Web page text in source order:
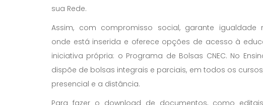
sua Rede.
Assim, com compromisso social, garante igualdade
onde está inserida e oferece opções de acesso à
iniciativa própria: o Programa de Bolsas CNEC. No
dispõe de bolsas integrais e parciais, em todos os
presencial e a distância.
Para fazer o download de documentos, como